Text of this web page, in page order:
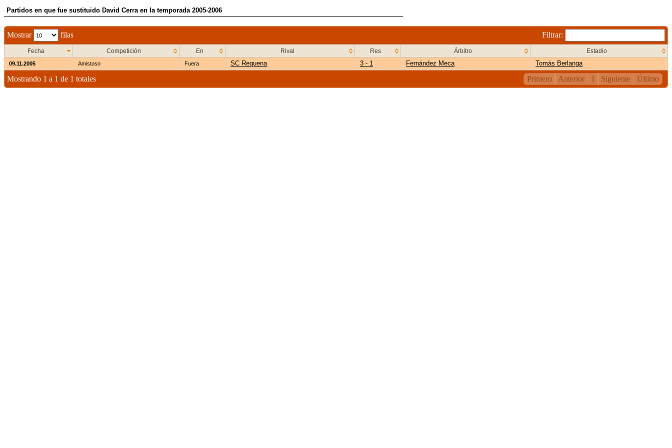
Partidos en que fue sustituido David Cerra en la temporada 2005-2006
Mostrar filas Filtrar:
Fecha Competición En Rival Res Árbitro Estadio
09.11.2005 Amistoso Fuera SC Requena 3 - 1 Fernández Meca Tomás Berlanga
Mostrando 1 a 1 de 1 totales Primero Anterior 1 Siguiente Último